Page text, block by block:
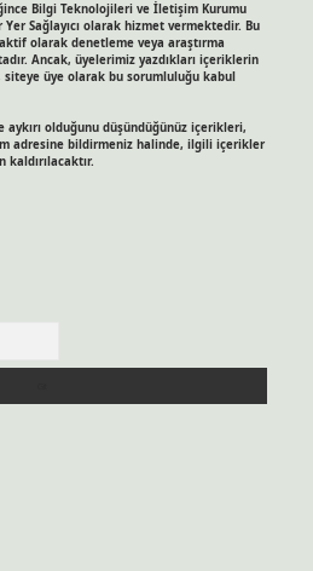
Bilgi Teknolojileri ve İletişim Kurumu
Yer Sağlayıcı olarak hizmet vermektedir. Bu
olarak denetleme veya araştırma
Ancak, üyelerimiz yazdıkları içeriklerin
üye olarak bu sorumluluğu kabul
aykırı olduğunu düşündüğünüz içerikleri,
adresine bildirmeniz halinde, ilgili içerikler